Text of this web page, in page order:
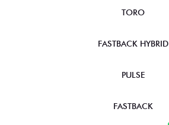
TORO
FASTBACK HYBRID
PULSE
FASTBACK